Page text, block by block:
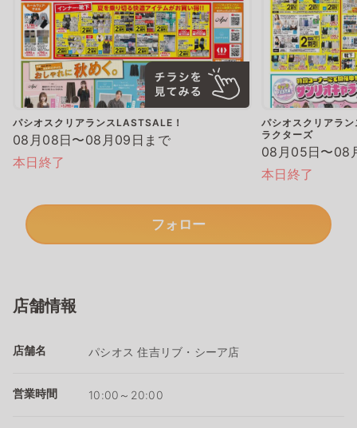
パシオスクリアランスLASTSALE！
08月08日〜08月09日まで
本日終了
パシオスクリアラ
ラクターズ
08月05日〜08
本日終了
フォロー
店舗情報
店舗名 パシオス 住吉リブ・シーア店
営業時間 10:00～20:00